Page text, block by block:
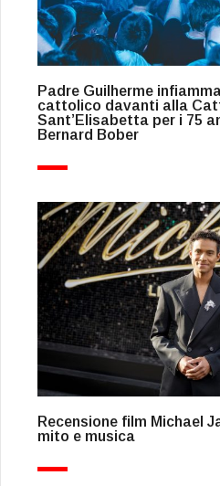
Padre Guilherme
cattolico davanti alla
Sant’Elisabetta per i 75
Bernard Bober
Recensione film Michael
mito e musica